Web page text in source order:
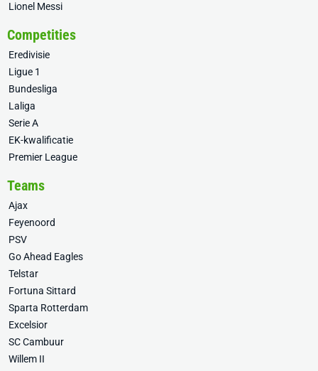
Lionel Messi
Competities
Eredivisie
Ligue 1
Bundesliga
Laliga
Serie A
EK-kwalificatie
Premier League
Teams
Ajax
Feyenoord
PSV
Go Ahead Eagles
Telstar
Fortuna Sittard
Sparta Rotterdam
Excelsior
SC Cambuur
Willem II